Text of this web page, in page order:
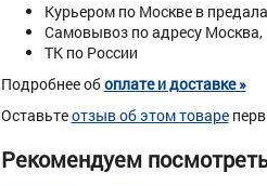
Курьером по Москве в
Самовывоз по адресу Москва,
ТК по России
Подробнее обоплате и доставке »
Оставьтеотзыв об этом товаре
Рекомендуем